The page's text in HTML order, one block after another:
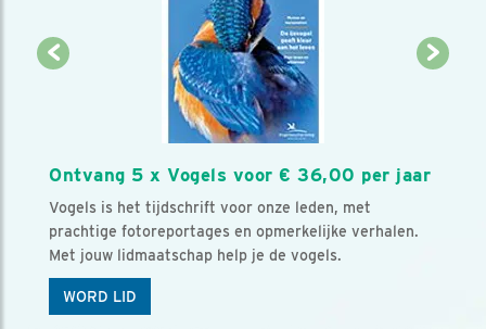
Ontvang 5 x Vogels voor € 36,00 per jaar
Vogels is het tijdschrift voor onze leden, met
prachtige fotoreportages en opmerkelijke verhalen.
Met jouw lidmaatschap help je de vogels.
WORD LID